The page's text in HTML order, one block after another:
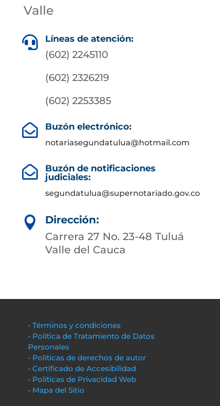
Valle
 Líneas de atención:
(602) 2245110
(602) 2326219
(602) 2253385
 Buzón electrónico:
notariasegundatulua@hotmail.com

Buzón de notificaciones
judiciales:
segundatulua@supernotariado.gov.co

Dirección:
Carrera 27 No. 23-48 Tuluá
Valle del Cauca
• Términos y condiciones
• Política de Tratamiento de Datos
Personales
• Políticas de derechos de autor
• Certificado de Accesibilidad
• Políticas de Privacidad Web
• Mapa del Sitio